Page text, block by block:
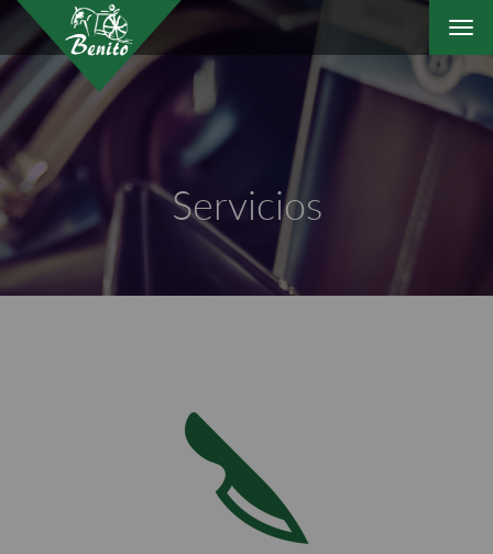
Servicios